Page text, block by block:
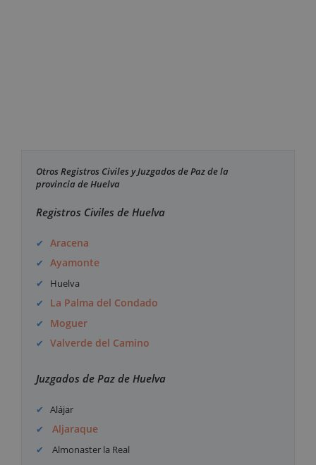
Otros Registros Civiles y Juzgados de Paz de la
provincia de Huelva
Registros Civiles de Huelva
Aracena
Ayamonte
Huelva
La Palma del Condado
Moguer
Valverde del Camino
Juzgados de Paz de Huelva
Alájar
Aljaraque
Almonaster la Real